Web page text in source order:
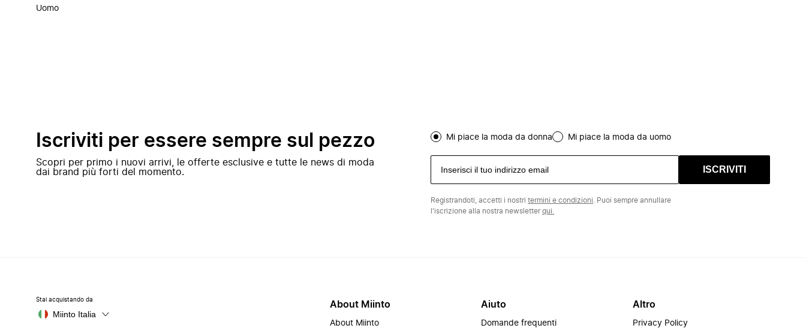
Uomo
Iscriviti per essere sempre sul pezzo
Scopri per primo i nuovi arrivi, le offerte esclusive e tutte le news di moda
dai brand più forti del momento.
Mi piace la moda da donna Mi piace la moda da uomo
ISCRIVITI
Registrandoti, accetti i nostri termini e condizioni . Puoi sempre annullare
l'iscrizione alla nostra newsletterqui.
Stai acquistando da
Miinto Italia
About Miinto
About Miinto
Aiuto
Domande frequenti
Altro
Privacy Policy